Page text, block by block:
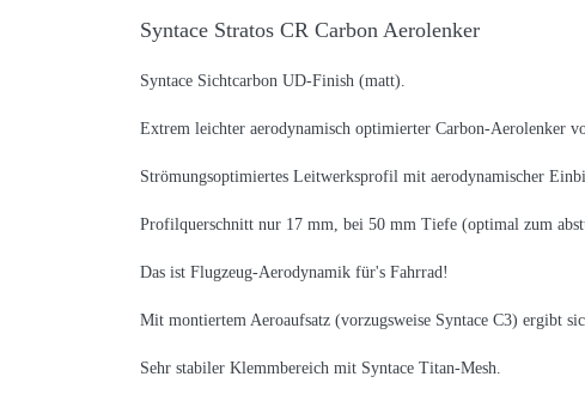
Syntace Stratos CR Carbon Aerolenker
Syntace Sichtcarbon UD-Finish (matt).
Extrem leichter aerodynamisch optimierter Carbon-Aerolenker
Strömungsoptimiertes Leitwerksprofil mit aerodynamischer
Profilquerschnitt nur 17 mm, bei 50 mm Tiefe (optimal zum
Das ist Flugzeug-Aerodynamik für's Fahrrad!
Mit montiertem Aeroaufsatz (vorzugsweise Syntace C3) ergibt
Sehr stabiler Klemmbereich mit Syntace Titan-Mesh.